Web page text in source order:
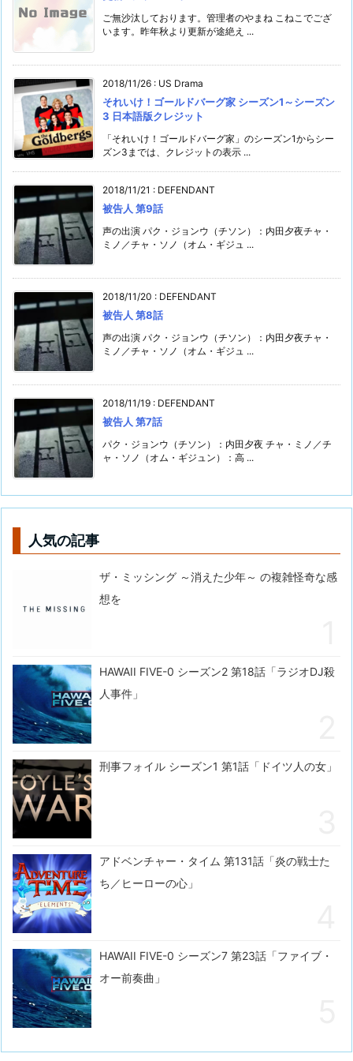
ご無沙汰しております。管理者のやまね こねこでござ
います。昨年秋より更新が途絶え ...
2018/11/26 : US Drama
それいけ！ゴールドバーグ家 シーズン1～シーズン
3 日本語版クレジット
「それいけ！ゴールドバーグ家」のシーズン1からシー
ズン3までは、クレジットの表示 ...
2018/11/21 : DEFENDANT
被告人 第9話
声の出演 パク・ジョンウ（チソン）：内田夕夜チャ・
ミノ／チャ・ソノ（オム・ギジュ ...
2018/11/20 : DEFENDANT
被告人 第8話
声の出演 パク・ジョンウ（チソン）：内田夕夜チャ・
ミノ／チャ・ソノ（オム・ギジュ ...
2018/11/19 : DEFENDANT
被告人 第7話
パク・ジョンウ（チソン）：内田夕夜 チャ・ミノ／チ
ャ・ソノ（オム・ギジュン）：高 ...
人気の記事
ザ・ミッシング ～消えた少年～ の複雑怪奇な感
想を
HAWAII FIVE-0 シーズン2 第18話「ラジオDJ殺
人事件」
刑事フォイル シーズン1 第1話「ドイツ人の女」
アドベンチャー・タイム 第131話「炎の戦士た
ち／ヒーローの心」
HAWAII FIVE-0 シーズン7 第23話「ファイブ・
オー前奏曲」